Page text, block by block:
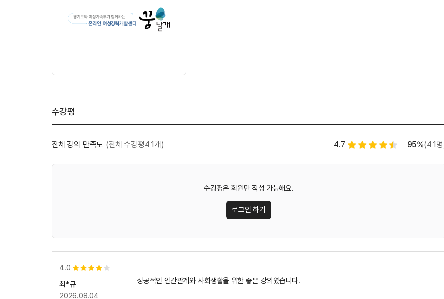
수강평
전체 강의 만족도 (전체 수강평41개) 4.7 별점 4.5개 별점 백분율
95%수강
(41명
수강평은 회원만 작성 가능해요.
로그인 하기
4.0 별점 4개
최*규
2026.08.04
성공적인 인간관계와 사회생활을 위한 좋은 강의였습니다.